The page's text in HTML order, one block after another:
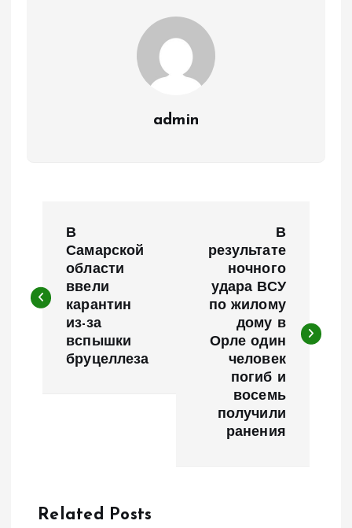
admin
в
В
Самарской
области
ввели
карантин
из-за
вспышки
бруцеллеза
В
результате
ночного
удара ВСУ
по жилому
дому в
Орле один
человек
погиб и
восемь
получили
ранения
Related Posts